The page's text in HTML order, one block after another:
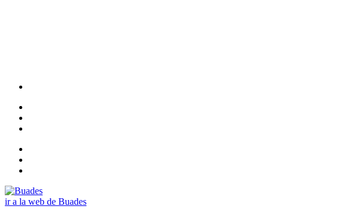
ir a la web de Buades